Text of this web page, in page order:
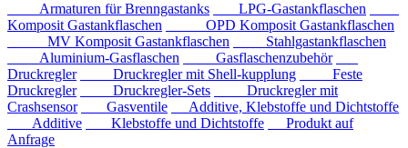
Armaturen für Brenngastanks
LPG-Gastankflaschen
Komposit Gastankflaschen
OPD Komposit Gastankflaschen
MV Komposit Gastankflaschen
Stahlgastankflaschen
Aluminium-Gasflaschen
Gasflaschenzubehör
Druckregler
Druckregler mit Shell-kupplung
Feste
Druckregler
Druckregler-Sets
Druckregler mit
Crashsensor
Gasventile
Additive, Klebstoffe und Dichtstoffe
Additive
Klebstoffe und Dichtstoffe
Produkt auf
Anfrage